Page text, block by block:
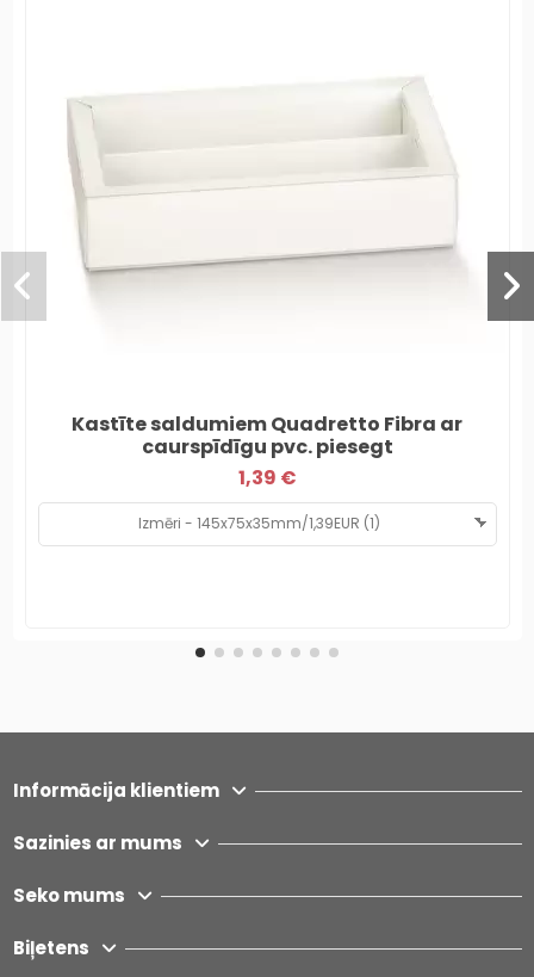
Kastīte saldumiem Quadretto Fibra ar
caurspīdīgu pvc. piesegt
1,39 €
Informācija klientiem
Sazinies ar mums
Seko mums
Biļetens